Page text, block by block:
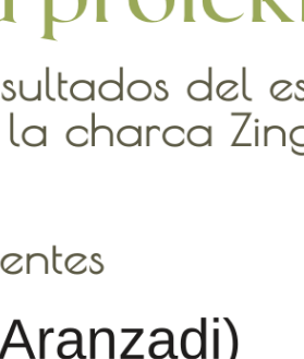
HUMEDALES, SE REALIZARÁN